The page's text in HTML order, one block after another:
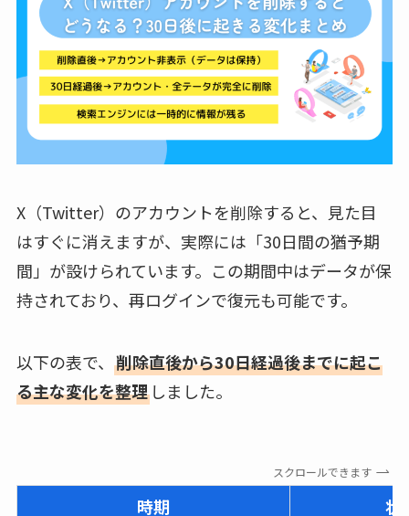
X（Twitter）のアカウントを削除すると、見た目
はすぐに消えますが、実際には「30日間の猶予期
間」が設けられています。この期間中はデータが保
持されており、再ログインで復元も可能です。
以下の表で、 削除直後から30日経過後までに起こ
る主な変化を整理しました。
スクロールできます
時期 状